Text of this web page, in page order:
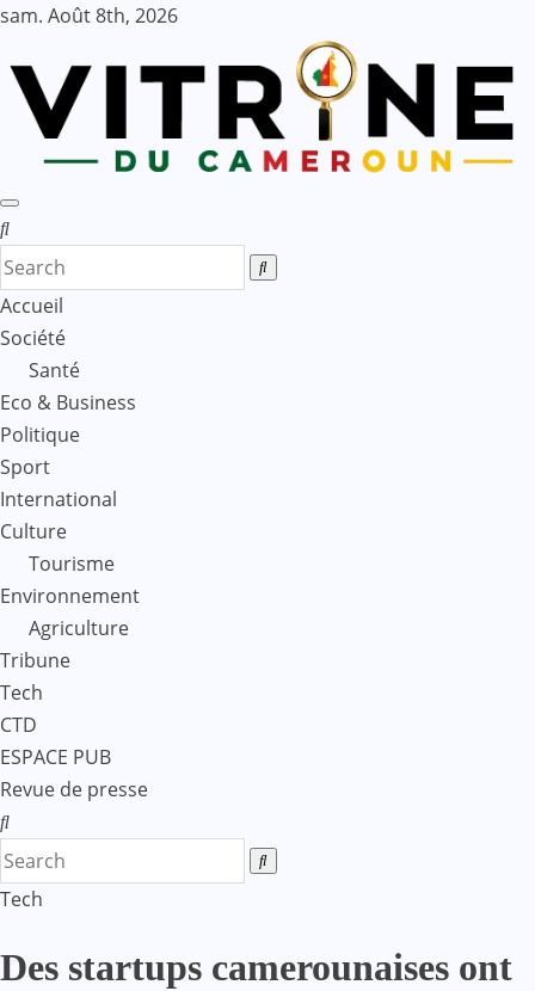
Skip
content
sam. Août 8th, 2026
Accueil
Société
Santé
Eco & Business
Politique
Sport
International
Culture
Tourisme
Environnement
Agriculture
Tribune
Tech
CTD
ESPACE PUB
Revue de presse
Tech
Des startups camerounaises ont